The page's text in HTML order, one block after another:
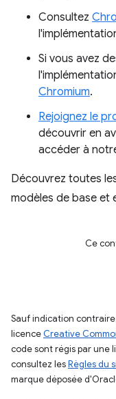
Consultez
Si vous avez
Chromium.
Rejoignez le
découvrir en
accéder à
Découvrez toutes
modèles de base et
Ce
Sauf indication
licence Creative
code sont régis par une
consultez lesRègles du
marque déposée